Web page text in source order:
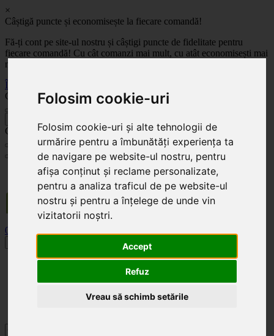
Folosim cookie-uri
Folosim cookie-uri și alte tehnologii de
urmărire pentru a îmbunătăți experiența ta
de navigare pe website-ul nostru, pentru
afișa conținut și reclame personalizate,
pentru a analiza traficul de pe website-ul
nostru și pentru a înțelege de unde vin
vizitatorii noștri.
Accept
Refuz
Vreau să schimb setările
×
Câștigă puncte și economisește la fiecare comandă!
Fă-ți cont pe site-ul nostru și câștigi puncte de fidelitate pentru
fiecare comandă! Cu cât comanzi mai mult, cu atât economisești mai
mult!
Înregistrează-te acum
Celoplast
Celoplast
Transportul este GRATUIT pentru comenzile mai mari de 350 Lei. Comanda minimă în
valoare de 100 Lei. Expediere în 1 - 2 zile lucrătoare.
0
Acasă
Noutăți